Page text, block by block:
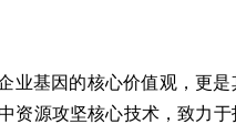
业基因的核心价值观，更是
资源攻坚核心技术，致力